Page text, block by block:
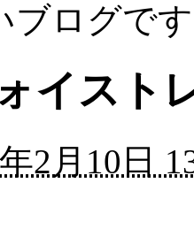
ブログで
イスト
2月10日